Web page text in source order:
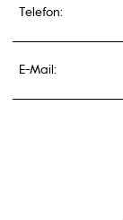
Telefon:
E-Mail: